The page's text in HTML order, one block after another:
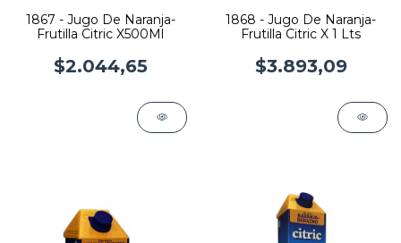
1867 - Jugo De Naranja-
Frutilla Citric X500Ml
$2.044,65
1868 - Jugo De Naranja-
Frutilla Citric X 1 Lts
$3.893,09